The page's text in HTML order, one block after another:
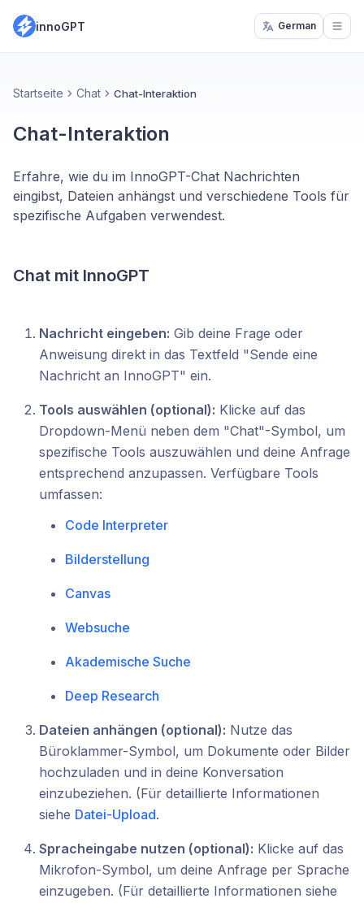
innoGPT German
Startseite Chat Chat-Interaktion
Chat-Interaktion
Erfahre, wie du im InnoGPT-Chat Nachrichten
eingibst, Dateien anhängst und verschiedene Tools für
spezifische Aufgaben verwendest.
Chat mit InnoGPT
Nachricht eingeben: Gib deine Frage oder
Anweisung direkt in das Textfeld "Sende eine
Nachricht an InnoGPT" ein.
Tools auswählen (optional): Klicke auf das
Dropdown-Menü neben dem "Chat"-Symbol, um
spezifische Tools auszuwählen und deine Anfrage
entsprechend anzupassen. Verfügbare Tools
umfassen:
Code Interpreter
Bilderstellung
Canvas
Websuche
Akademische Suche
Deep Research
Dateien anhängen (optional): Nutze das
Büroklammer-Symbol, um Dokumente oder Bilder
hochzuladen und in deine Konversation
einzubeziehen. (Für detaillierte Informationen
siehe Datei-Upload.
Spracheingabe nutzen (optional): Klicke auf das
Mikrofon-Symbol, um deine Anfrage per Sprache
einzugeben. (Für detaillierte Informationen siehe